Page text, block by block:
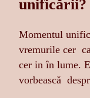
unificării?
Momentul
vremurile cer
cer in în lume.
vorbească